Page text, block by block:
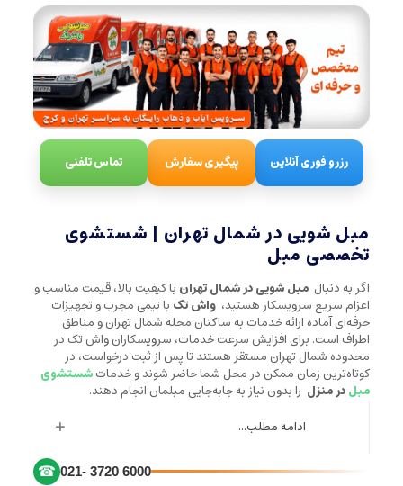
رزرو فوری آنلاین پیگیری سفارش تماس تلفنی
مبل شویی در شمال تهران | شستشوی
تخصصی مبل
اگر به دنبال مبل شویی در شمال تهران با کیفیت بالا، قیمت مناسب و
اعزام سریع سرویسکار هستید، واش تک با تیمی مجرب و تجهیزات
حرفه‌ای آماده ارائه خدمات به ساکنان محله شمال تهران و مناطق
اطراف است. برای افزایش سرعت خدمات، سرویسکاران واش تک در
محدوده شمال تهران مستقر هستند تا پس از ثبت درخواست، در
کوتاه‌ترین زمان ممکن در محل شما حاضر شوند و خدماتشستشوی
مبلدر منزل را بدون نیاز به جابه‌جایی مبلمان انجام دهند.
ادامه مطلب...
☎ 021- 3720 6000